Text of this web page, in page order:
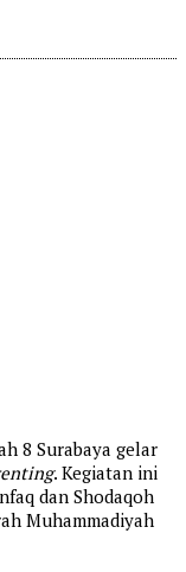
8 Surabaya gelar
. Kegiatan ini
dan Shodaqoh
Muhammadiyah